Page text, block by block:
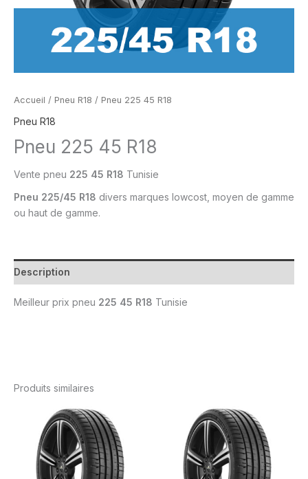
Accueil / Pneu R18 / Pneu 225 45 R18
Pneu R18
Pneu 225 45 R18
Vente pneu 225 45 R18 Tunisie
Pneu 225/45 R18 divers marques lowcost, moyen de gamme
ou haut de gamme.
Description
Meilleur prix pneu 225 45 R18 Tunisie
Produits similaires